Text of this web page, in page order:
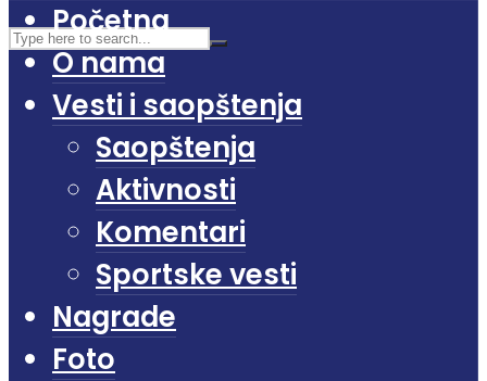
Početna
O nama
Vesti i saopštenja
Saopštenja
Aktivnosti
Komentari
Sportske vesti
Nagrade
Foto